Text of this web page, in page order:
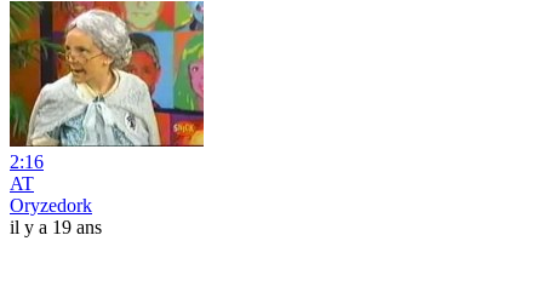
2:16
AT
Oryzedork
il y a 19 ans